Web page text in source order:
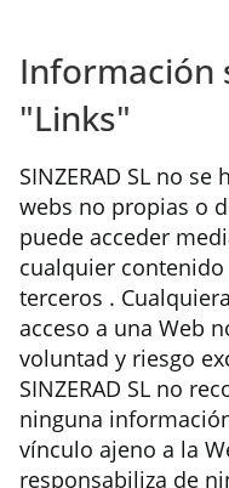
Información
"Links"
SINZERAD SL no
webs no propias o
puede acceder
cualquier
terceros .
acceso a una Web
voluntad y riesgo
SINZERAD SL no
ninguna
vínculo ajeno a la
responsabiliza de